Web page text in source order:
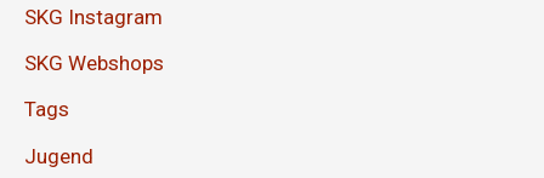
SKG Instagram
SKG Webshops
Tags
Jugend